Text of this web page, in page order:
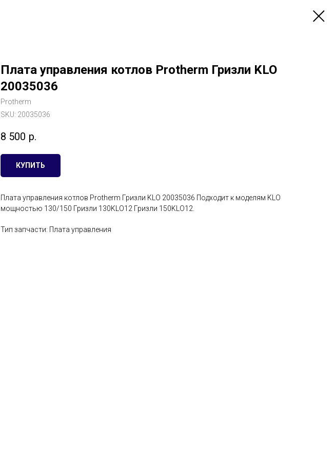
Плата управления котлов Protherm Гризли KLO
20035036
Protherm
SKU: 20035036
8 500 р.
КУПИТЬ
Плата управления котлов Protherm Гризли KLO 20035036 Подходит к моделям KLO
мощностью 130/150 Гризли 130KLO12 Гризли 150KLO12.
Тип запчасти: Плата управления